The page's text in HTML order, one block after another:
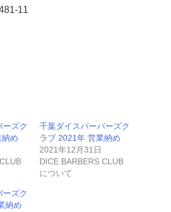
11
ーズク
め
千葉ダイスバーバーズク
ラブ 2021年 営業納め
2021年12月31日
DICE BARBERS CLUB
について
ーズク
納め